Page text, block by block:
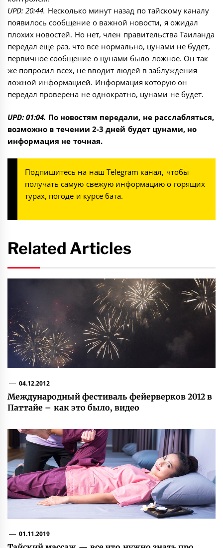
UPD: 20:44. Несколько минут назад по тайскому каналу
появилось сообщение о важной новости, я ожидал
плохих новостей. Но нет, член правительства Таиланда
передал еще раз, что все нормально, цунами не будет,
первичное сообщение о цунами было ложное. Он так
же попросил всех, не вводит людей в заблуждения
ложной информацией. Информация которую он
передал проверена не однократно, цунами не будет.
UPD: 01:04. По новостям передали, не расслабляться,
возможно в течении 2-3 дней будет цунами, но
информация не точная.
Подпишитесь на наш Telegram канал, чтобы
получать самую свежую информацию о горящих
турах, погоде и курсе бата.
Related Articles
04.12.2012
Международный фестиваль фейерверков 2012 в
Паттайе – как это было, видео
01.11.2019